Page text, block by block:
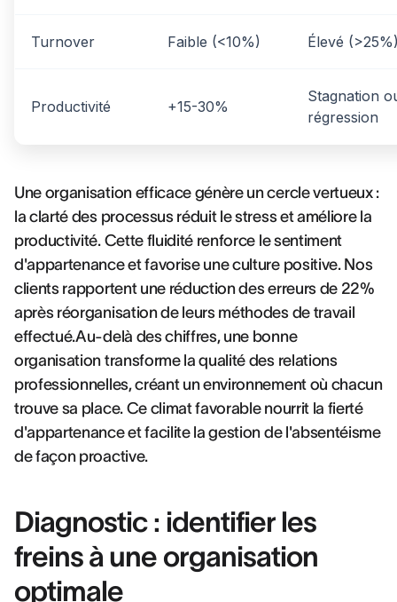
Turnover Faible (<10%) Élevé
Productivité +15-30%
Stagnation
régression
Une organisation efficace génère un cercle vertueux :
la clarté des processus réduit le stress et améliore la
productivité. Cette fluidité renforce le sentiment
d'appartenance et favorise une culture positive. Nos
clients rapportent une réduction des erreurs de 22%
après réorganisation de leurs méthodes de travail
effectué.Au-delà des chiffres, une bonne
organisation transforme la qualité des relations
professionnelles, créant un environnement où chacun
trouve sa place. Ce climat favorable nourrit la fierté
d'appartenance et facilite la gestion de l'absentéisme
de façon proactive.
Diagnostic : identifier les
freins à une organisation
optimale